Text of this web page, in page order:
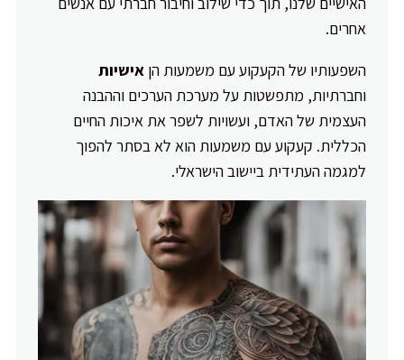
אחרים.
השפעותיו של הקעקוע עם משמעות הן אישיות
וחברתיות, מתפשטות על מערכת הערכים וההבנה
העצמית של האדם, ועשויות לשפר את איכות החיים
הכללית. קעקוע עם משמעות הוא לא בסתר להפוך
למגמה העתידית ביישוב הישראלי.